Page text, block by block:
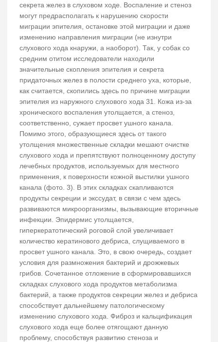
секрета желез в слуховом ходе. Воспаление и стеноз
могут предрасполагать к нарушению скорости
миграции эпителия, остановке этой миграции и даже
изменению направления миграции (не изнутри
слухового хода кнаружи, а наоборот). Так, у собак со
средним отитом исследователи находили
значительные скопления эпителия и секрета
придаточных желез в полости среднего уха, которые,
как считается, скопились здесь по причине миграции
эпителия из наружного слухового хода 31. Кожа из-за
хронического воспаления утолщается, а стеноз,
соответственно, сужает просвет ушного канала.
Помимо этого, образующиеся здесь от такого
утолщения множественные складки мешают очистке
слухового хода и препятствуют полноценному доступу
лечебных продуктов, используемых для местного
применения, к поверхности кожной выстилки ушного
канала (фото. 3). В этих складках скапливаются
продукты секреции и экссудат, в связи с чем здесь
развиваются микроорганизмы, вызывающие вторичные
инфекции. Эпидермис утолщается,
гиперкератотический роговой слой увеличивает
количество кератинового дебриса, слущиваемого в
просвет ушного канала. Это, в свою очередь, создает
условия для размножения бактерий и дрожжевых
грибов. Сочетанное отложение в сформировавшихся
складках слухового хода продуктов метаболизма
бактерий, а также продуктов секреции желез и дебриса
способствует дальнейшему патологическому
изменению слухового хода. Фиброз и кальцификация
слухового хода еще более отягощают данную
проблему, способствуя развитию стеноза и